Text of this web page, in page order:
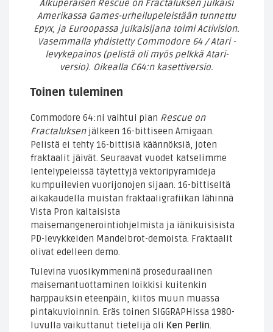
Alkuperäisen Rescue on Fractaluksen julkaisi
Amerikassa Games-urheilupeleistään tunnettu
Epyx, ja Euroopassa julkaisijana toimi Activision.
Vasemmalla yhdistetty Commodore 64 / Atari -
levykepainos (pelistä oli myös pelkkä Atari-
versio). Oikealla C64:n kasettiversio.
Toinen tuleminen
Commodore 64:ni vaihtui pian Rescue on
Fractaluksenjälkeen 16-bittiseen Amigaan.
Pelistä ei tehty 16-bittisiä käännöksiä, joten
fraktaalit jäivät. Seuraavat vuodet katselimme
lentelypeleissä täytettyjä vektoripyramideja
kumpuilevien vuorijonojen sijaan. 16-bittiseltä
aikakaudella muistan fraktaaligrafiikan lähinnä
Vista Pron kaltaisista
maisemangenerointiohjelmista ja iänikuisisista
PD-levykkeiden Mandelbrot-demoista. Fraktaalit
olivat edelleen demo.
Tulevina vuosikymmeninä proseduraalinen
maisemantuottaminen loikkisi kuitenkin
harppauksin eteenpäin, kiitos muun muassa
pintakuvioinnin. Eräs toinen SIGGRAPHissa 1980-
luvulla vaikuttanut tietelijä oli Ken Perlin.